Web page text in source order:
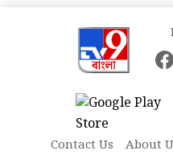
Contact Us About